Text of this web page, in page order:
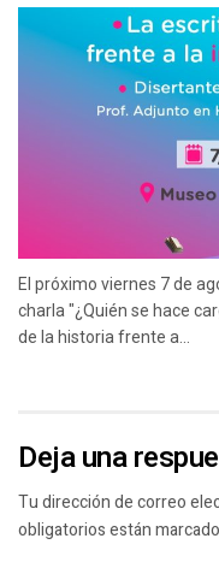
El próximo viernes 7 de
charla "¿Quién se hace
de la historia frente a...
Deja una
Tu dirección de correo
obligatorios están